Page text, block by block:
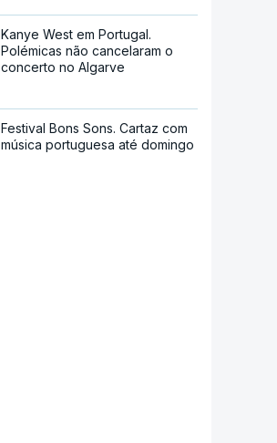
Kanye West em Portugal.
Polémicas não cancelaram o
concerto no Algarve
Festival Bons Sons. Cartaz com
música portuguesa até domingo